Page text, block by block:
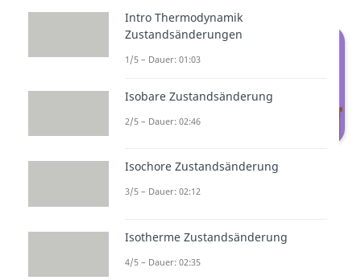
Exergon, Endergon und Chemisches
Intro Thermodynamik
Zustandsänderungen
1/5 – Dauer: 01:03
Isobare Zustandsänderung
2/5 – Dauer: 02:46
Isochore Zustandsänderung
3/5 – Dauer: 02:12
Isotherme Zustandsänderung
4/5 – Dauer: 02:35